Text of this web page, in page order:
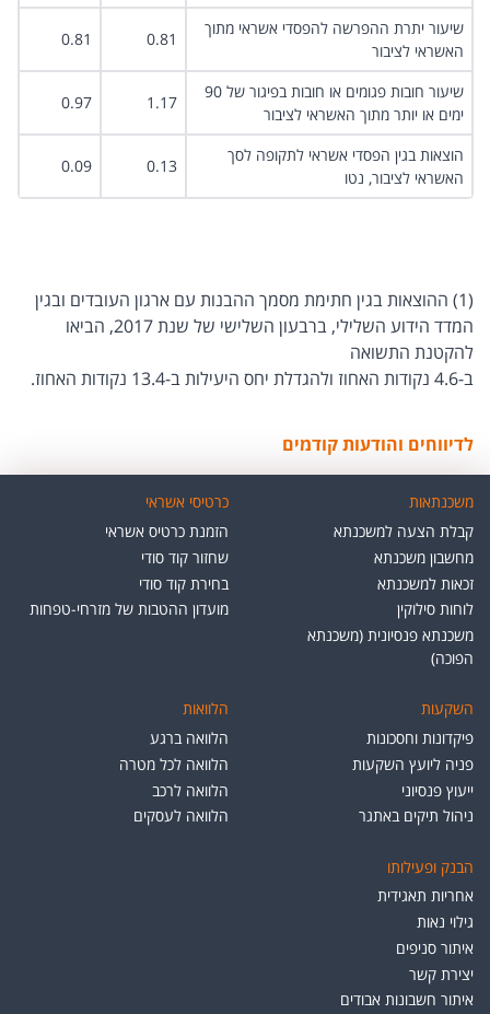
שיעור יתרת ההפרשה להפסדי אשראי מתוך
האשראי לציבור
0.81
0.81
שיעור חובות פגומים או חובות בפיגור של 90
ימים או יותר מתוך האשראי לציבור
1.17
0.97
הוצאות בגין הפסדי אשראי לתקופה לסך
האשראי לציבור, נטו
0.13
0.09
(1) ההוצאות בגין חתימת מסמך ההבנות עם ארגון העובדים ובגין
המדד הידוע השלילי, ברבעון השלישי של שנת 2017, הביאו
להקטנת התשואה
ב-4.6 נקודות האחוז ולהגדלת יחס היעילות ב-13.4 נקודות האחוז.​​
לדיווחים והודעות קודמים
משכנתאות
קבלת הצעה למשכנתא
מחשבון משכנתא
זכאות למשכנתא
לוחות סילוקין
משכנתא פנסיונית (משכנתא
הפוכה)
כרטיסי אשראי
הזמנת כרטיס אשראי
שחזור קוד סודי
בחירת קוד סודי
מועדון ההטבות של מזרחי-טפחות
השקעות
פיקדונות וחסכונות
פניה ליועץ השקעות
ייעוץ פנסיוני
ניהול תיקים באתגר
הלוואות
הלוואה ברגע
הלוואה לכל מטרה
הלוואה לרכב
הלוואה לעסקים
הבנק ופעילותו
אחריות תאגידית
גילוי נאות
איתור סניפים
יצירת קשר
איתור חשבונות אבודים